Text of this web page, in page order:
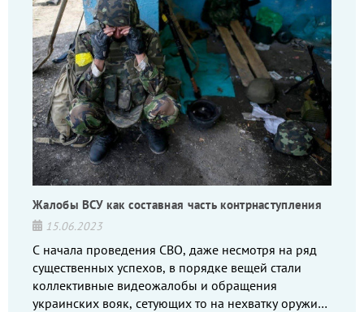
Жалобы ВСУ как составная часть контрнаступления
15.06.2023
С начала проведения СВО, даже несмотря на ряд
существенных успехов, в порядке вещей стали
коллективные видеожалобы и обращения
украинских вояк, сетующих то на нехватку оружия,